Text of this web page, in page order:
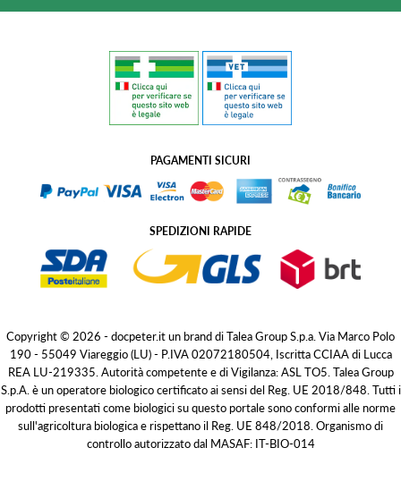
PAGAMENTI SICURI
SPEDIZIONI RAPIDE
Copyright © 2026 - docpeter.it un brand di Talea Group S.p.a. Via Marco Polo
190 - 55049 Viareggio (LU) - P.IVA 02072180504, Iscritta CCIAA di Lucca
REA LU-219335. Autorità competente e di Vigilanza: ASL TO5. Talea Group
S.p.A. è un operatore biologico certificato ai sensi del Reg. UE 2018/848. Tutti i
prodotti presentati come biologici su questo portale sono conformi alle norme
sull'agricoltura biologica e rispettano il Reg. UE 848/2018. Organismo di
controllo autorizzato dal MASAF: IT-BIO-014